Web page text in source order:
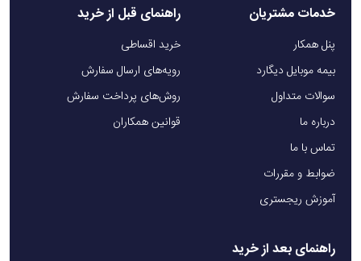
خدمات مشتریان
پنل همکار
بیمه موبایل دیگارد
سوالات متداول
درباره ما
تماس با ما
ضوابط و مقررات
آموزش ریجستری
راهنمای قبل از خرید
خرید اقساطی
رویه‌های ارسال سفارش
روش‌های پرداخت سفارش
قوانین همکاران
راهنمای بعد از خرید